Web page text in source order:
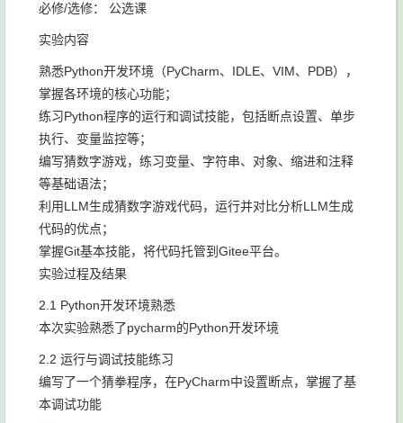
必修/选修： 公选课
实验内容
熟悉Python开发环境（PyCharm、IDLE、VIM、PDB），
掌握各环境的核心功能；
练习Python程序的运行和调试技能，包括断点设置、单步
执行、变量监控等；
编写猜数字游戏，练习变量、字符串、对象、缩进和注释
等基础语法；
利用LLM生成猜数字游戏代码，运行并对比分析LLM生成
代码的优点；
掌握Git基本技能，将代码托管到Gitee平台。
实验过程及结果
2.1 Python开发环境熟悉
本次实验熟悉了pycharm的Python开发环境
2.2 运行与调试技能练习
编写了一个猜拳程序，在PyCharm中设置断点，掌握了基
本调试功能